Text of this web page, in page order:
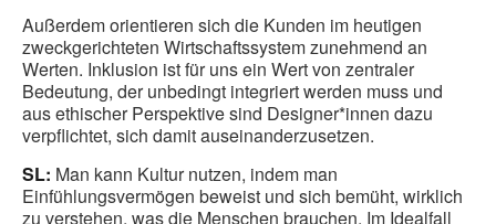
Außerdem orientieren sich die Kunden im heutigen
zweckgerichteten Wirtschaftssystem zunehmend an
Werten. Inklusion ist für uns ein Wert von zentraler
Bedeutung, der unbedingt integriert werden muss und
aus ethischer Perspektive sind Designer*innen dazu
verpflichtet, sich damit auseinanderzusetzen.
SL: Man kann Kultur nutzen, indem man
Einfühlungsvermögen beweist und sich bemüht, wirklich
zu verstehen, was die Menschen brauchen. Im Idealfall